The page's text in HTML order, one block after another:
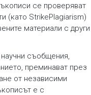
се проверяват
(като StrikePlagiarism)
материали с други
научни съобщения,
преминават през
от независими
е с